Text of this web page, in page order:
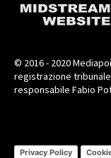
© 2016 - 2020
registrazione
responsabile Fabio
Privacy Policy